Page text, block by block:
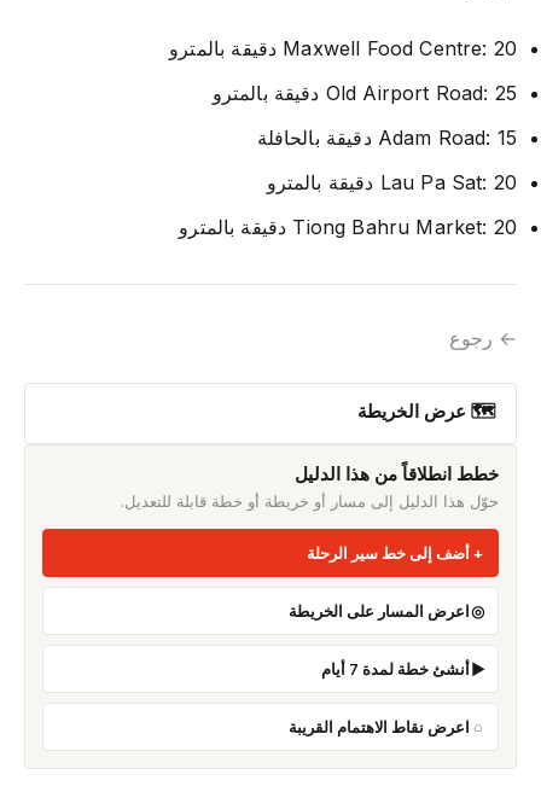
Maxwell Food Centre: 20 دقيقة بالمترو
Old Airport Road: 25 دقيقة بالمترو
Adam Road: 15 دقيقة بالحافلة
Lau Pa Sat: 20 دقيقة بالمترو
Tiong Bahru Market: 20 دقيقة بالمترو
← رجوع
🗺 عرض الخريطة
خطط انطلاقاً من هذا الدليل
حوّل هذا الدليل إلى مسار أو خريطة أو خطة قابلة للتعديل.
أضف إلى خط سير الرحلة
اعرض المسار على الخريطة
أنشئ خطة لمدة 7 أيام
اعرض نقاط الاهتمام القريبة